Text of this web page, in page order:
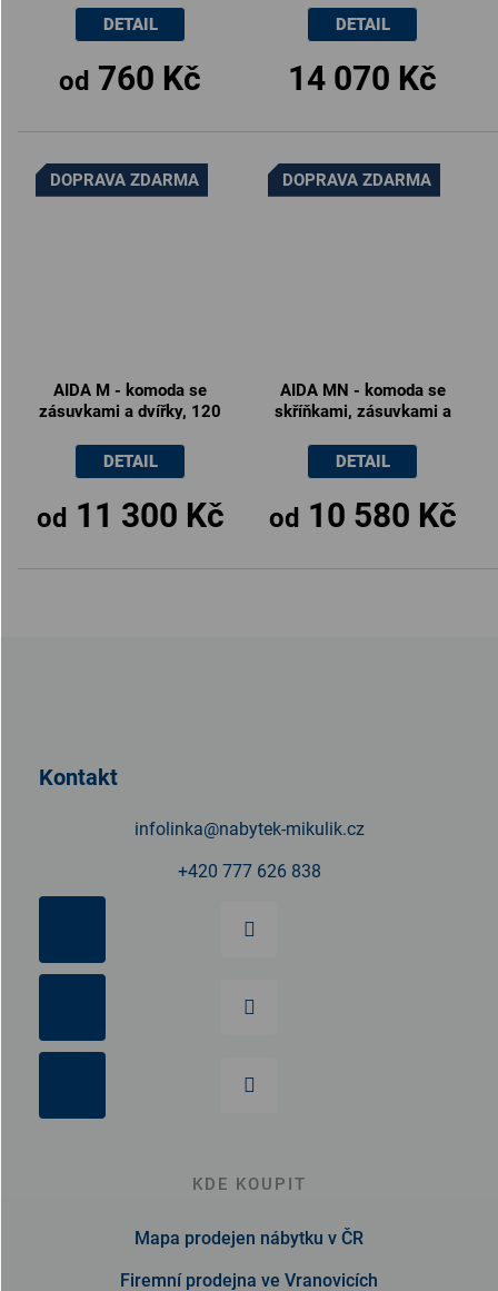
od 760 Kč
DETAIL
14 070 Kč
DETAIL
DOPRAVA ZDARMA
AIDA M - komoda se
zásuvkami a dvířky, 120
od 11 300 Kč
DETAIL
DOPRAVA ZDARMA
AIDA MN - komoda se
skříňkami, zásuvkami a
× 86 × 40cm
od 10 580 Kč
DETAIL
Kontakt
infolinka@nabytek-mikulik.cz
+420 777 626 838
KDE KOUPIT
Mapa prodejen nábytku v ČR
Firemní prodejna ve Vranovicích